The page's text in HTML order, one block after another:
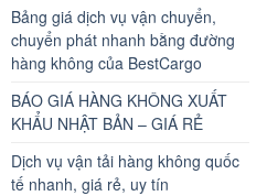
Bảng giá dịch vụ vận chuyển,
chuyển phát nhanh bằng đường
hàng không của BestCargo
BÁO GIÁ HÀNG KHÔNG XUẤT
KHẨU NHẬT BẢN – GIÁ RẺ
Dịch vụ vận tải hàng không quốc
tế nhanh, giá rẻ, uy tín